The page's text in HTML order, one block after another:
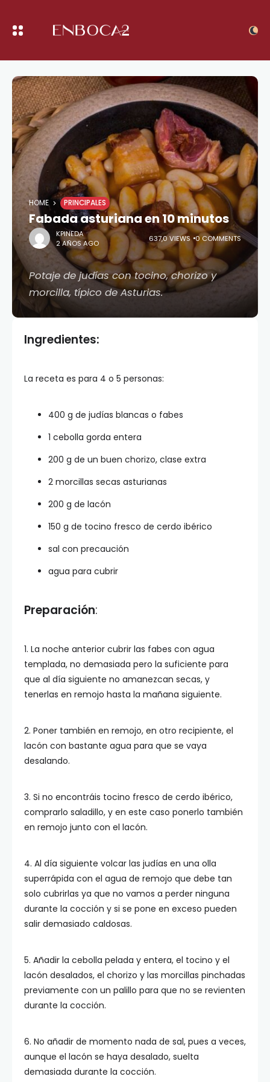
HOME PRINCIPALES
Fabada asturiana en 10 minutos
KPINEDA
2 AÑOS AGO
637,0 VIEWS 0 COMMENTS
Potaje de judías con tocino, chorizo y
morcilla, típico de Asturias.
Ingredientes:
La receta es para 4 o 5 personas:
400 g de judías blancas o fabes
1 cebolla gorda entera
200 g de un buen chorizo, clase extra
2 morcillas secas asturianas
200 g de lacón
150 g de tocino fresco de cerdo ibérico
sal con precaución
agua para cubrir
Preparación:
1. La noche anterior cubrir las fabes con agua
templada, no demasiada pero la suficiente para
que al día siguiente no amanezcan secas, y
tenerlas en remojo hasta la mañana siguiente.
2. Poner también en remojo, en otro recipiente, el
lacón con bastante agua para que se vaya
desalando.
3. Si no encontráis tocino fresco de cerdo ibérico,
comprarlo saladillo, y en este caso ponerlo también
en remojo junto con el lacón.
4. Al día siguiente volcar las judías en una olla
superrápida con el agua de remojo que debe tan
solo cubrirlas ya que no vamos a perder ninguna
durante la cocción y si se pone en exceso pueden
salir demasiado caldosas.
5. Añadir la cebolla pelada y entera, el tocino y el
lacón desalados, el chorizo y las morcillas pinchadas
previamente con un palillo para que no se revienten
durante la cocción.
6. No añadir de momento nada de sal, pues a veces,
aunque el lacón se haya desalado, suelta
demasiada durante la cocción.